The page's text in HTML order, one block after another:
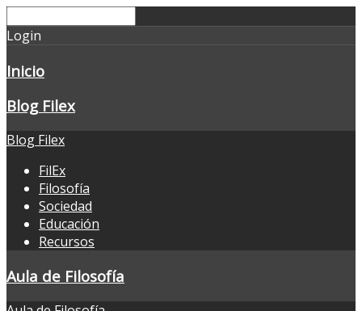
Login
Inicio
Blog Filex
Blog Filex
FilEx
Filosofía
Sociedad
Educación
Recursos
Aula de Filosofía